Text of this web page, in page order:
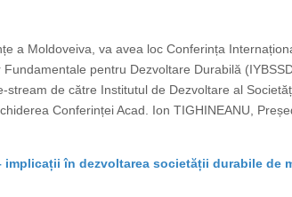
a Moldoveiva, va avea loc Conferința
pentru Dezvoltare Durabilă
de către Institutul de Dezvoltare al
Conferinței Acad. Ion TIGHINEANU,
în dezvoltarea societății durabile de